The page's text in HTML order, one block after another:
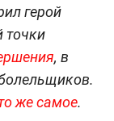
герой
точки
, в
же самое.